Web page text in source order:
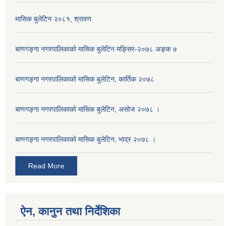
मासिक बुलेटिन २०८१, श्रावण
बाणगङ्गा नगरपालिकाको मासिक बुलेटिन मङ्सिर-२०७८ अङ्क ७
बाणगङ्गा नगरपालिकाको मासिक बुलेटिन, कार्तिक २०७८
बाणगङ्गा नगरपालिकाको मासिक बुलेटिन, असोज २०७८ ।
बाणगङ्गा नगरपालिकाकाे मासिक बुलेटिन, भाद्र २०७८ ।
Read More
ऐन, कानुन तथा निर्देशिका